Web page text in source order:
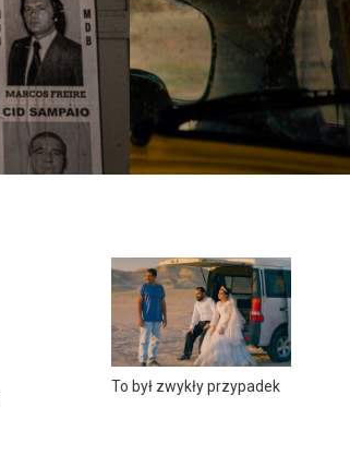
To był zwykły przypadek